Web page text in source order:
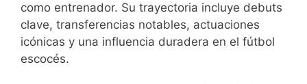
como entrenador. Su trayectoria incluye debuts
clave, transferencias notables, actuaciones
icónicas y una influencia duradera en el fútbol
escocés.